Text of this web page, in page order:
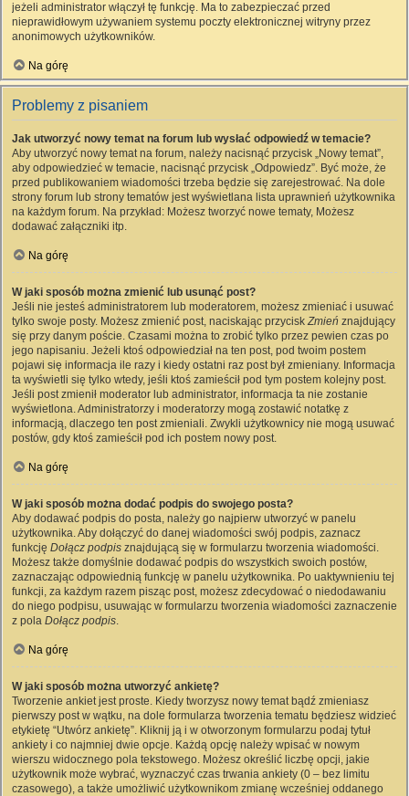
jeżeli administrator włączył tę funkcję. Ma to zabezpieczać przed
nieprawidłowym używaniem systemu poczty elektronicznej witryny przez
anonimowych użytkowników.
Na górę
Problemy z pisaniem
Jak utworzyć nowy temat na forum lub wysłać odpowiedź w temacie?
Aby utworzyć nowy temat na forum, należy nacisnąć przycisk „Nowy temat”,
aby odpowiedzieć w temacie, nacisnąć przycisk „Odpowiedz”. Być może, że
przed publikowaniem wiadomości trzeba będzie się zarejestrować. Na dole
strony forum lub strony tematów jest wyświetlana lista uprawnień użytkownika
na każdym forum. Na przykład: Możesz tworzyć nowe tematy, Możesz
dodawać załączniki itp.
Na górę
W jaki sposób można zmienić lub usunąć post?
Jeśli nie jesteś administratorem lub moderatorem, możesz zmieniać i usuwać
tylko swoje posty. Możesz zmienić post, naciskając przyciskZmień znajdujący
się przy danym poście. Czasami można to zrobić tylko przez pewien czas po
jego napisaniu. Jeżeli ktoś odpowiedział na ten post, pod twoim postem
pojawi się informacja ile razy i kiedy ostatni raz post był zmieniany. Informacja
ta wyświetli się tylko wtedy, jeśli ktoś zamieścił pod tym postem kolejny post.
Jeśli post zmienił moderator lub administrator, informacja ta nie zostanie
wyświetlona. Administratorzy i moderatorzy mogą zostawić notatkę z
informacją, dlaczego ten post zmieniali. Zwykli użytkownicy nie mogą usuwać
postów, gdy ktoś zamieścił pod ich postem nowy post.
Na górę
W jaki sposób można dodać podpis do swojego posta?
Aby dodawać podpis do posta, należy go najpierw utworzyć w panelu
użytkownika. Aby dołączyć do danej wiadomości swój podpis, zaznacz
funkcję Dołącz podpis znajdującą się w formularzu tworzenia wiadomości.
Możesz także domyślnie dodawać podpis do wszystkich swoich postów,
zaznaczając odpowiednią funkcję w panelu użytkownika. Po uaktywnieniu tej
funkcji, za każdym razem pisząc post, możesz zdecydować o niedodawaniu
do niego podpisu, usuwając w formularzu tworzenia wiadomości zaznaczenie
z pola Dołącz podpis.
Na górę
W jaki sposób można utworzyć ankietę?
Tworzenie ankiet jest proste. Kiedy tworzysz nowy temat bądź zmieniasz
pierwszy post w wątku, na dole formularza tworzenia tematu będziesz widzieć
etykietę “Utwórz ankietę”. Kliknij ją i w otworzonym formularzu podaj tytuł
ankiety i co najmniej dwie opcje. Każdą opcję należy wpisać w nowym
wierszu widocznego pola tekstowego. Możesz określić liczbę opcji, jakie
użytkownik może wybrać, wyznaczyć czas trwania ankiety (0 – bez limitu
czasowego), a także umożliwić użytkownikom zmianę wcześniej oddanego